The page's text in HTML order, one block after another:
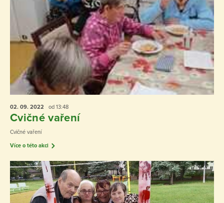
02. 09. 2022 od 13:48
Cvičné vaření
Cvičné vaření
Více o této akci